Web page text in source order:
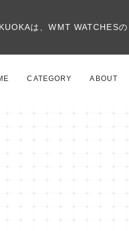
は、WMT WATCHESの
CATEGORY ABOUT